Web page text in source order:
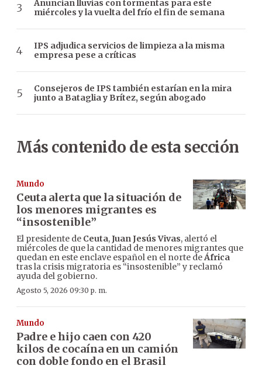
Anuncian lluvias con tormentas para este
miércoles y la vuelta del frío el fin de semana
IPS adjudica servicios de limpieza a la misma
empresa pese a críticas
Consejeros de IPS también estarían en la mira
junto a Bataglia y Brítez, según abogado
Más contenido de esta sección
Mundo
Ceuta alerta que la situación de
los menores migrantes es
“insostenible”
El presidente de Ceuta,Juan Jesús Vivas, alertó el
miércoles de que la cantidad de menores migrantes que
quedan en este enclave español en el norte deÁfrica
tras la crisis migratoria es “insostenible” y reclamó
ayuda del gobierno.
Agosto 5, 2026 09:30 p. m.
Mundo
Padre e hijo caen con 420
kilos de cocaína en un camión
con doble fondo en el Brasil